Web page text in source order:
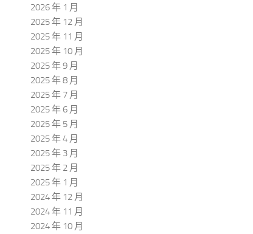
2026 年 1 月
2025 年 12 月
2025 年 11 月
2025 年 10 月
2025 年 9 月
2025 年 8 月
2025 年 7 月
2025 年 6 月
2025 年 5 月
2025 年 4 月
2025 年 3 月
2025 年 2 月
2025 年 1 月
2024 年 12 月
2024 年 11 月
2024 年 10 月